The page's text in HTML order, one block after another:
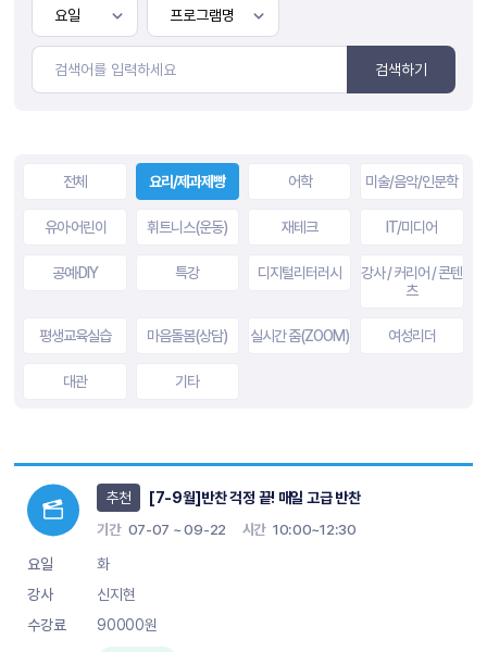
검색하기
전체 요리/제과제빵 어학 미술/음악/인문학
유아·어린이 휘트니스(운동) 재테크 IT/미디어
공예·DIY 특강 디지털리터러시
강사 / 커리어 / 콘텐
츠
평생교육실습 마음돌봄(상담) 실시간 줌(ZOOM) 여성리더
대관 기타
추천
[7-9월]반찬 걱정 끝! 매일 고급 반찬
기간 07-07 ~ 09-22 시간 10:00~12:30
화
신지현
90000원